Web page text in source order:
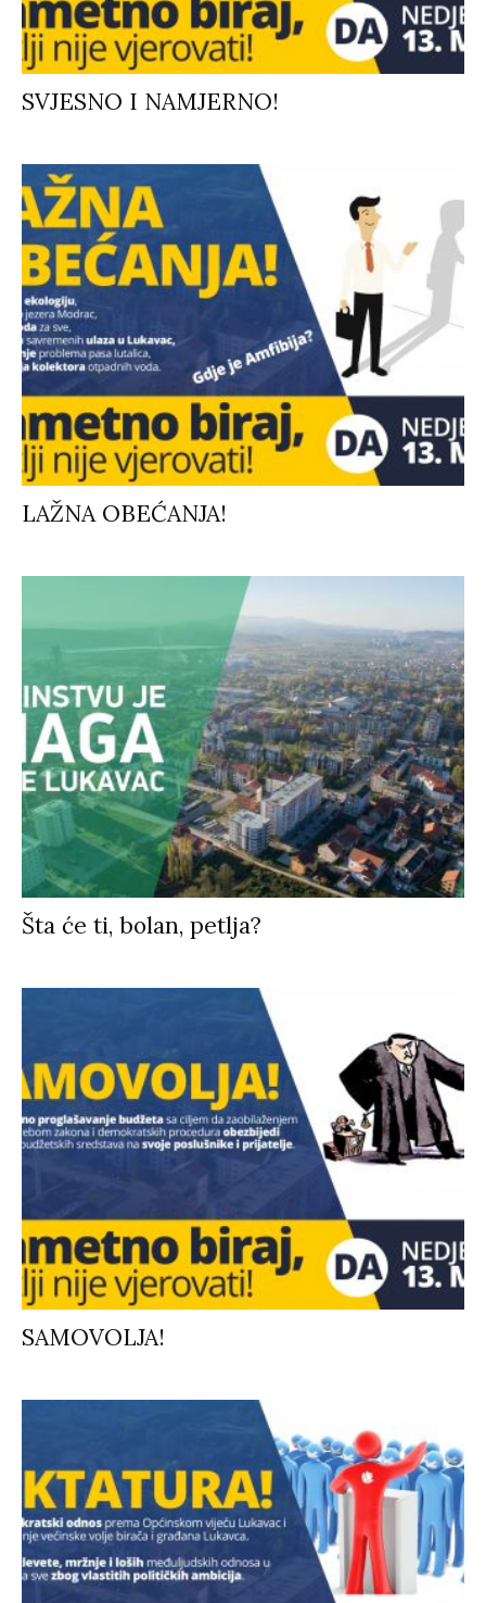
SVJESNO I NAMJERNO!
LAŽNA OBEĆANJA!
Šta će ti, bolan, petlja?
SAMOVOLJA!